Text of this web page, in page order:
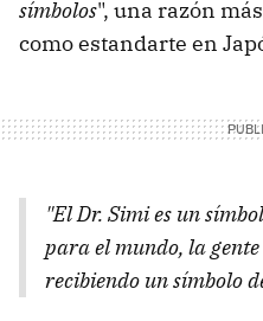
símbolos", una razón
como estandarte en
"El Dr. Simi es un
para el mundo, la
recibiendo un símbolo